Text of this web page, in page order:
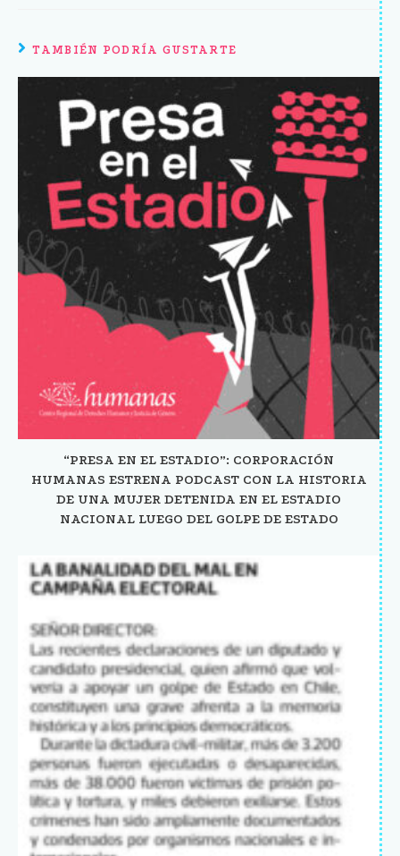
TAMBIÉN PODRÍA GUSTARTE
“PRESA EN EL ESTADIO”: CORPORACIÓN
HUMANAS ESTRENA PODCAST CON LA HISTORIA
DE UNA MUJER DETENIDA EN EL ESTADIO
NACIONAL LUEGO DEL GOLPE DE ESTADO